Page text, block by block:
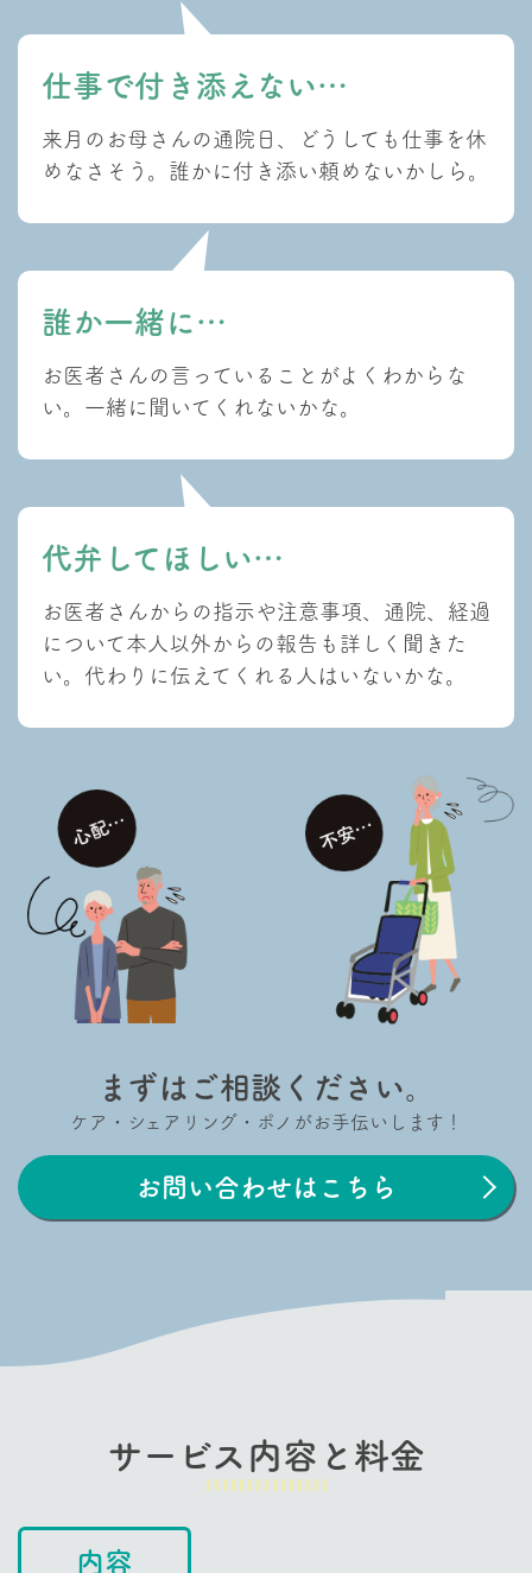
仕事で付き添えない…
来月のお母さんの通院日、どうしても仕事を休
めなさそう。誰かに付き添い頼めないかしら。
誰か一緒に…
お医者さんの言っていることがよくわからな
い。一緒に聞いてくれないかな。
代弁してほしい…
お医者さんからの指示や注意事項、通院、経過
について本人以外からの報告も詳しく聞きた
い。代わりに伝えてくれる人はいないかな。
まずはご相談ください。
ケア・シェアリング・ポノがお手伝いします！
お問い合わせはこちら
サービス内容と料金
内容